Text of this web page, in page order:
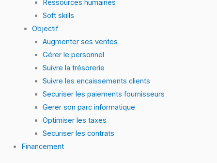
Ressources humaines
Soft skills
Objectif
Augmenter ses ventes
Gérer le personnel
Suivre la trésorerie
Suivre les encaissements clients
Securiser les paiements fournisseurs
Gerer son parc informatique
Optimiser les taxes
Securiser les contrats
Financement